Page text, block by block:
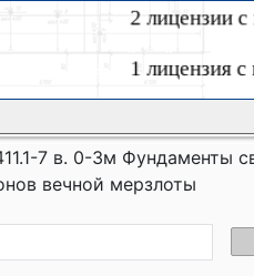
7 в. 0-3м Фундаменты
вечной мерзлоты